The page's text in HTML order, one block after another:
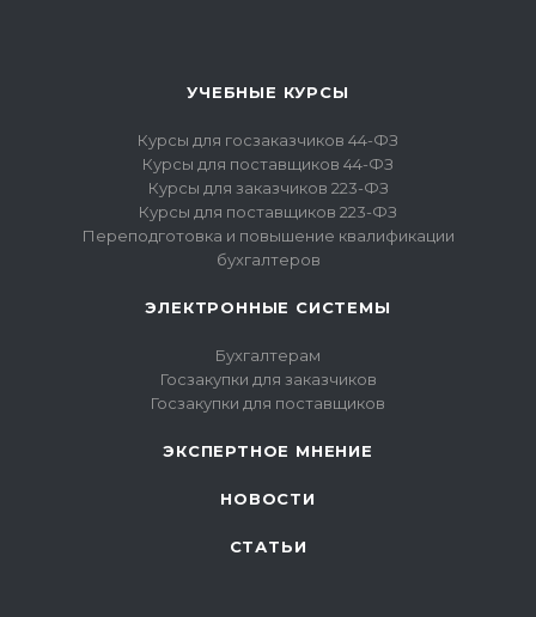
УЧЕБНЫЕ КУРСЫ
Курсы для госзаказчиков 44-ФЗ
Курсы для поставщиков 44-ФЗ
Курсы для заказчиков 223-ФЗ
Курсы для поставщиков 223-ФЗ
Переподготовка и повышение квалификации
бухгалтеров
ЭЛЕКТРОННЫЕ СИСТЕМЫ
Бухгалтерам
Госзакупки для заказчиков
Госзакупки для поставщиков
ЭКСПЕРТНОЕ МНЕНИЕ
НОВОСТИ
СТАТЬИ